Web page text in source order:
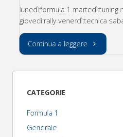
lunedì:formula 1
giovedì:rally venerdì:tecnica
Continua a leggere "scaletta
CATEGORIE
Formula 1
Generale